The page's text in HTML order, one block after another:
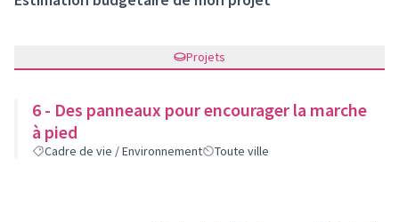
Projets
6 - Des panneaux pour encourager la marche
à pied
Cadre de vie / Environnement Toute ville